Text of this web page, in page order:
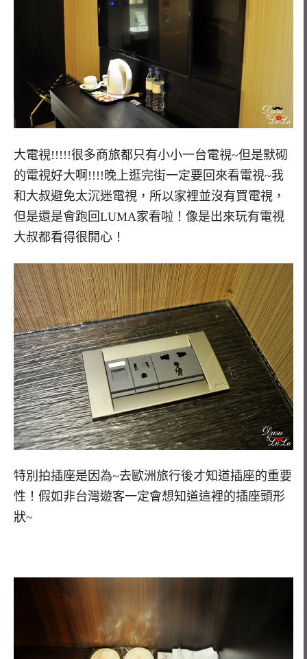
大電視!!!!!很多商旅都只有小小一台電視~但是默砌
的電視好大啊!!!!晚上逛完街一定要回來看電視~我
和大叔避免太沉迷電視，所以家裡並沒有買電視，
但是還是會跑回LUMA家看啦！像是出來玩有電視
大叔都看得很開心！
特別拍插座是因為~去歐洲旅行後才知道插座的重要
性！假如非台灣遊客一定會想知道這裡的插座頭形
狀~